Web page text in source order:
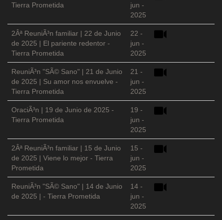
Tierra Prometida
jun -
2025
2Âª ReuniÃ³n familiar | 22 de Junio
de 2025 | El pariente redentor -
Tierra Prometida
22 -
jun -
2025
ReuniÃ³n "SÃ© Sano" | 21 de Junio
de 2025 | Su amor nos envuelve -
Tierra Prometida
21 -
jun -
2025
OraciÃ³n | 19 de Junio de 2025 -
Tierra Prometida
19 -
jun -
2025
2Âª ReuniÃ³n familiar | 15 de Junio
de 2025 | Viene lo mejor - Tierra
Prometida
15 -
jun -
2025
ReuniÃ³n "SÃ© Sano" | 14 de Junio
de 2025 | - Tierra Prometida
14 -
jun -
2025